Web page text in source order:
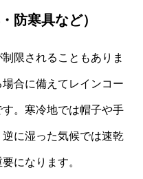
防寒具など）
限されることもありま
合に備えてレインコー
。寒冷地では帽子や手
に湿った気候では速乾
になります。